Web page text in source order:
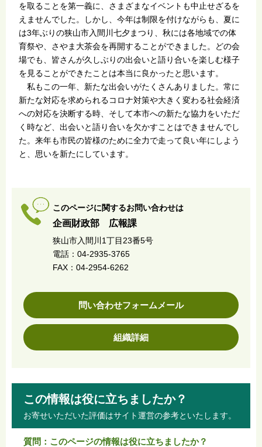
を取ることを第一義に、さまざまなイベントも中止せざるを
えませんでした。しかし、今年は制限を付けながらも、夏に
は3年ぶりの狭山市入間川七夕まつり、秋には各地域での体
育祭や、さやま大茶会を再開することができました。どの会
場でも、皆さんが久しぶりの出会いと語り合いを楽しむ様子
を見ることができたことは本当に良かったと思います。
私もこの一年、新たな出会いがたくさんありました。常に
新たな対応を求められるコロナ対策や大きく変わる社会経済
への対応を決断する時、そして本市への新たな協力をいただ
く時など、出会いと語り合いを欠かすことはできませんでし
た。来年も市民の皆様のために全力で走って良い年にしよう
と、思いを新たにしています。
このページに関するお問い合わせは
企画財政部 広報課
狭山市入間川1丁目23番5号
電話：04-2935-3765
FAX：04-2954-6262
問い合わせフォームメール
組織詳細
この情報は役に立ちましたか？
お寄せいただいた評価はサイト運営の参考といたします。
質問：このページの情報は役に立ちましたか？